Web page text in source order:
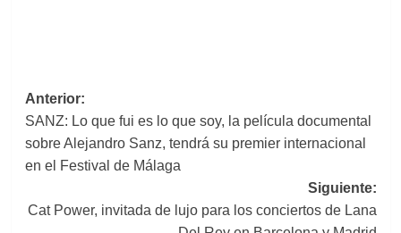
Navegación
de
entradas
Anterior:
SANZ: Lo que fui es lo que soy, la película documental
sobre Alejandro Sanz, tendrá su premier internacional
en el Festival de Málaga
Siguiente:
Cat Power, invitada de lujo para los conciertos de Lana